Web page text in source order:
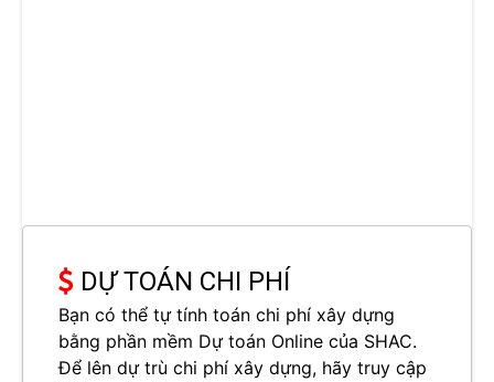
DỰ TOÁN CHI PHÍ
Bạn có thể tự tính toán chi phí xây dựng
bằng phần mềm Dự toán Online của SHAC.
Để lên dự trù chi phí xây dựng, hãy truy cập